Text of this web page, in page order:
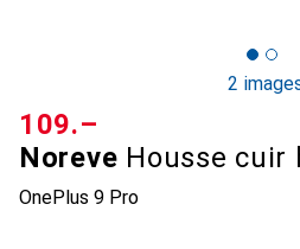
2
Noreve Housse cuir
OnePlus 9 Pro
CHF
109.–